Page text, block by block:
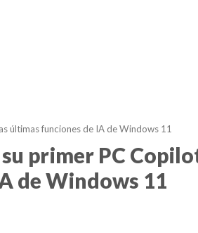
últimas funciones de IA de Windows 11
primer PC
de Windows 11